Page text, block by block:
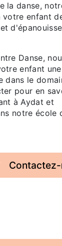
la danse,
enfant
Danse,
enfant une
dans le
pour en
à Aydat et
notre école